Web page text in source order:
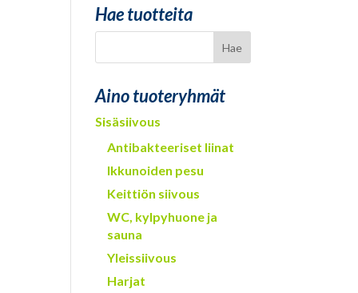
Hae tuotteita
Aino tuoteryhmät
Sisäsiivous
Antibakteeriset liinat
Ikkunoiden pesu
Keittiön siivous
WC, kylpyhuone ja
sauna
Yleissiivous
Harjat